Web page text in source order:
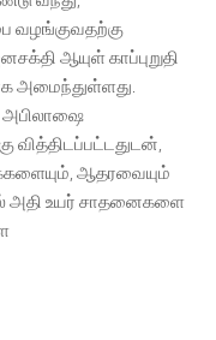
வழங்குவதற்கு
ஆயுள் காப்புறுதி
அமைந்துள்ளது.
அபிலாஷை
வித்திடப்பட்டதுடன்,
ஆதரவையும்
அதி உயர் சாதனைகளை